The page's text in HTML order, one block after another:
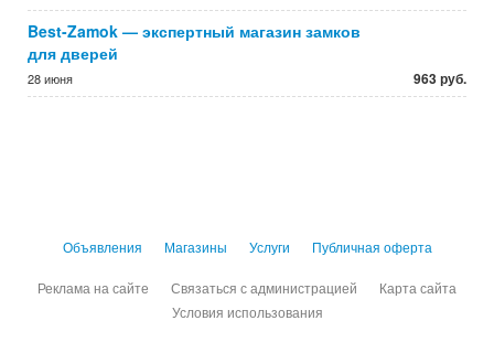
Best-Zamok — экспертный магазин замков
для дверей
28 июня 963 руб.
Объявления Магазины Услуги Публичная оферта
Реклама на сайте Связаться с администрацией
Карта сайта
Условия использования